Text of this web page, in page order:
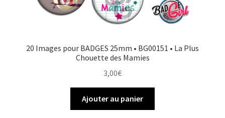
20 Images pour BADGES 25mm • BG00151 • La Plus
Chouette des Mamies
3,00€
Ajouter au panier